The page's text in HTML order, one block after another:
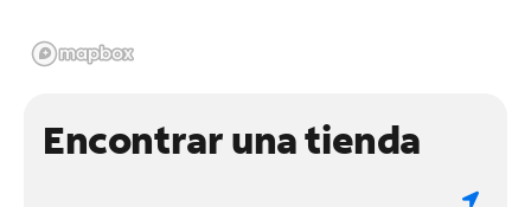
Encontrar una tienda